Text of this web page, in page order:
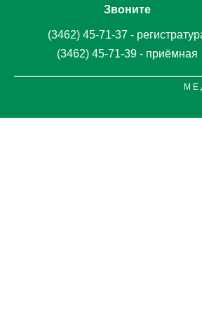
Звоните
(3462) 45-71-37 -
(3462) 45-71-39 - приёмная
М Е